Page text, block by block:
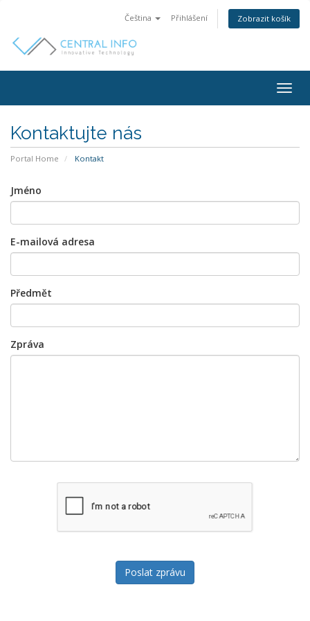
Čeština Přihlášení Zobrazit košík
Kontaktujte nás
Portal Home Kontakt
Jméno
E-mailová adresa
Předmět
Zpráva
Poslat zprávu